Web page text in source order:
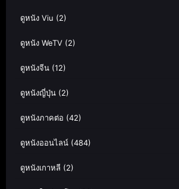
ดูหนัง Viu (2)
ดูหนัง WeTV (2)
ดูหนังจีน (12)
ดูหนังญี่ปุ่น (2)
ดูหนังภาคต่อ (42)
ดูหนังออนไลน์ (484)
ดูหนังเกาหลี (2)